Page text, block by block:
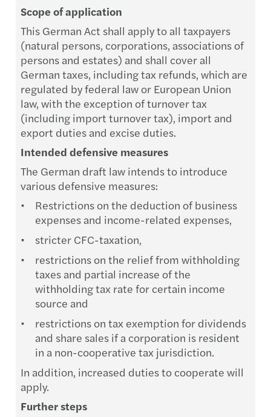
Scope of application
This German Act shall apply to all taxpayers
(natural persons, corporations, associations of
persons and estates) and shall cover all
German taxes, including tax refunds, which are
regulated by federal law or European Union
law, with the exception of turnover tax
(including import turnover tax), import and
export duties and excise duties.
Intended defensive measures
The German draft law intends to introduce
various defensive measures:
Restrictions on the deduction of business
expenses and income-related expenses,
stricter CFC-taxation,
restrictions on the relief from withholding
taxes and partial increase of the
withholding tax rate for certain income
source and
restrictions on tax exemption for dividends
and share sales if a corporation is resident
in a non-cooperative tax jurisdiction.
In addition, increased duties to cooperate will
apply.
Further steps